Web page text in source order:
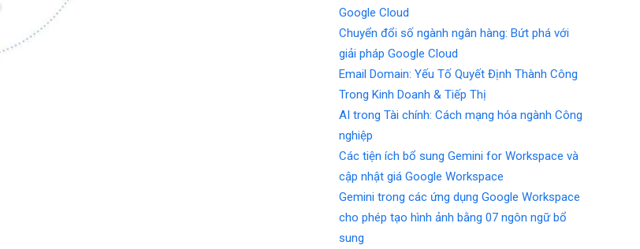
Google Cloud
Chuyển đổi số ngành ngân hàng: Bứt phá với
giải pháp Google Cloud
Email Domain: Yếu Tố Quyết Định Thành Công
Trong Kinh Doanh & Tiếp Thị
AI trong Tài chính: Cách mạng hóa ngành Công
nghiệp
Các tiện ích bổ sung Gemini for Workspace và
cập nhật giá Google Workspace
Gemini trong các ứng dụng Google Workspace
cho phép tạo hình ảnh bằng 07 ngôn ngữ bổ
sung